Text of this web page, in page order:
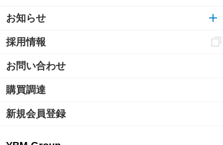
お知らせ
採用情報
お問い合わせ
購買調達
新規会員登録